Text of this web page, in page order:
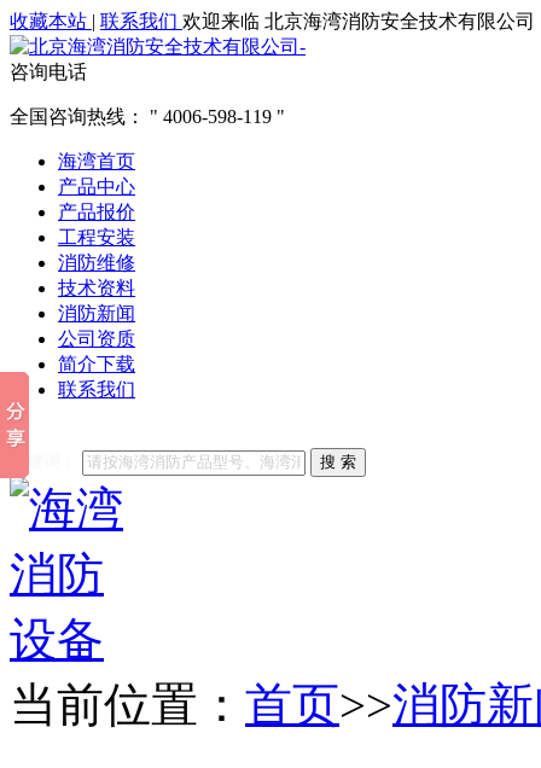
收藏本站 | 联系我们 欢迎来临 北京海湾消防安全技术有限公司
咨询电话
全国咨询热线： 4006-598-119
海湾首页
产品中心
产品报价
工程安装
消防维修
技术资料
消防新闻
公司资质
简介下载
联系我们
他们都在搜索:
搜 索
当前位置： 首页>>消防